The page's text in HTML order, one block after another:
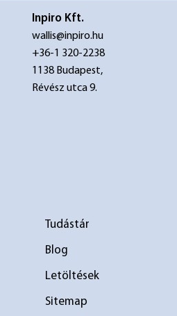
Inpiro Kft.
wallis@inpiro.hu
+36-1 320-2238
1138 Budapest,
Révész utca 9.
Tudástár
Blog
Letöltések
Sitemap